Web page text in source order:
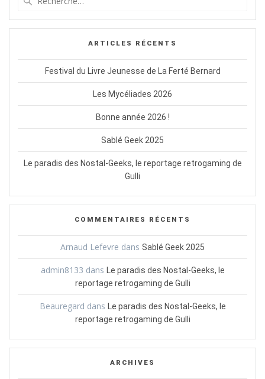
:
ARTICLES RÉCENTS
Festival du Livre Jeunesse de La Ferté Bernard
Les Mycéliades 2026
Bonne année 2026 !
Sablé Geek 2025
Le paradis des Nostal-Geeks, le reportage retrogaming de
Gulli
COMMENTAIRES RÉCENTS
Arnaud Lefevre dans Sablé Geek 2025
admin8133 dans Le paradis des Nostal-Geeks, le
reportage retrogaming de Gulli
Beauregard dans Le paradis des Nostal-Geeks, le
reportage retrogaming de Gulli
ARCHIVES